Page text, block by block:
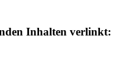
Inhalten verlinkt: